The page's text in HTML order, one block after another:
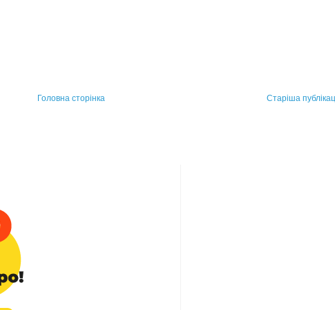
Старіша
Головна сторінка